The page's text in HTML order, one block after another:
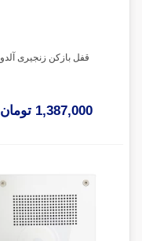
قفل بازکن زنجیری آلدو
1,387,000 تومان